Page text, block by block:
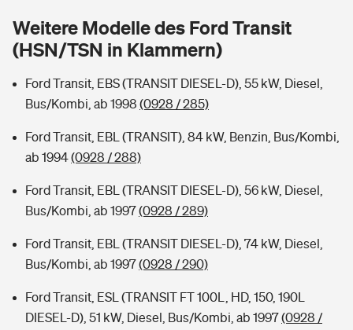
Wer versichert was: Jetzt Versicherer finden
Sie haben Fragen?
Musikinstrumentenversicherung
Kinderunfall-Check: Mehr Sicherheit für deine Kids
Typklassen: So ist Ihr Auto eingestuft
Rentenrechner: Wie viel Geld bekomme ich im Alter?
Weitere Modelle des Ford Transit
(HSN/TSN in Klammern)
Ford Transit, EBS (TRANSIT DIESEL-D), 55 kW, Diesel,
Bus/Kombi, ab 1998 (0928 / 285)
Ford Transit, EBL (TRANSIT), 84 kW, Benzin, Bus/Kombi,
ab 1994(0928 / 288)
Ford Transit, EBL (TRANSIT DIESEL-D), 56 kW, Diesel,
Bus/Kombi, ab 1997(0928 / 289)
Ford Transit, EBL (TRANSIT DIESEL-D), 74 kW, Diesel,
Bus/Kombi, ab 1997(0928 / 290)
Ford Transit, ESL (TRANSIT FT 100L, HD, 150, 190L
DIESEL-D), 51 kW, Diesel, Bus/Kombi, ab 1997(0928 /